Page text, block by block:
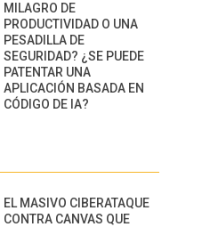
MILAGRO DE
PRODUCTIVIDAD O UNA
PESADILLA DE
SEGURIDAD? ¿SE PUEDE
PATENTAR UNA
APLICACIÓN BASADA EN
CÓDIGO DE IA?
EL MASIVO CIBERATAQUE
CONTRA CANVAS QUE